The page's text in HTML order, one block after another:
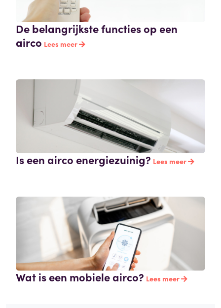
De belangrijkste functies op een
airco Lees meer
Is een airco energiezuinig? Lees meer
Wat is een mobiele airco? Lees meer